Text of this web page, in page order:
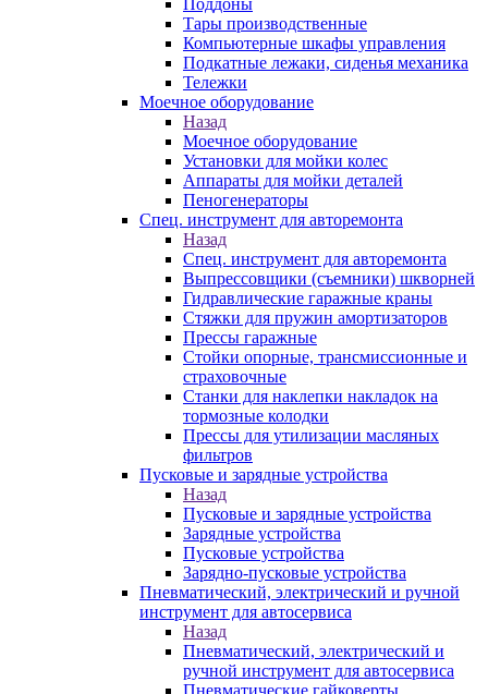
Поддоны
Тары производственные
Компьютерные шкафы управления
Подкатные лежаки, сиденья механика
Тележки
Моечное оборудование
Назад
Моечное оборудование
Установки для мойки колес
Аппараты для мойки деталей
Пеногенераторы
Спец. инструмент для авторемонта
Назад
Спец. инструмент для авторемонта
Выпрессовщики (съемники) шкворней
Гидравлические гаражные краны
Стяжки для пружин амортизаторов
Прессы гаражные
Стойки опорные, трансмиссионные и
страховочные
Станки для наклепки накладок на
тормозные колодки
Прессы для утилизации масляных
фильтров
Пусковые и зарядные устройства
Назад
Пусковые и зарядные устройства
Зарядные устройства
Пусковые устройства
Зарядно-пусковые устройства
Пневматический, электрический и ручной
инструмент для автосервиса
Назад
Пневматический, электрический и
ручной инструмент для автосервиса
Пневматические гайковерты